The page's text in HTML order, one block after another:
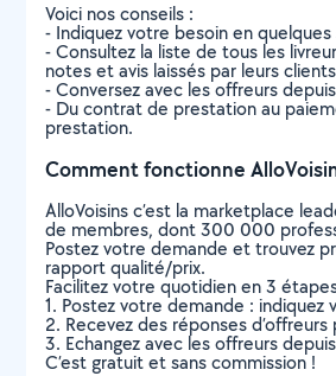
Voici nos conseils :
- Indiquez votre besoin en
- Consultez la liste de tous les
notes et avis laissés par leurs
- Conversez avec les offreurs
- Du contrat de prestation au
prestation.
Comment fonctionne
AlloVoisins c’est la marketplace
de membres, dont 300 000
Postez votre demande et trouvez
rapport qualité/prix.
Facilitez votre quotidien en 3
1. Postez votre demande :
2. Recevez des réponses
3. Echangez avec les offreurs
C’est gratuit et sans commission !